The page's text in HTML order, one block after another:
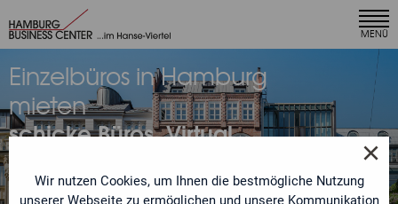
Einzelbüros in Hamburg
mieten
schicke Büros, Virtual
in Hamburgs City
MENÜ
×
Ihr Angebot anfordern
Unser Team bearbeitet Ihre Anfrage umgehend und
meldet sich mit einem individuellen Angebot bei Ihnen.
Sie möchten ein speziell auf Ihre Bedürfnisse
uns einfach Ihre Anforderungen mit.
×
Wir nutzen Cookies, um Ihnen die bestmögliche Nutzung
unserer Webseite zu ermöglichen und unsere Kommunikation